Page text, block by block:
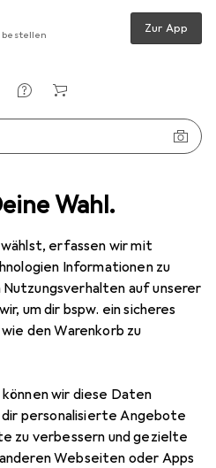
Wahl.
erfassen wir mit
Informationen zu
auf unserer
um dir bspw. ein sicheres
den Warenkorb zu
wir diese Daten
dir personalisierte Angebote
zu verbessern und gezielte
Webseiten oder Apps
Zur App
Staub Schöpfer/Löffel
Bilder
Marke
Mehr von Staub